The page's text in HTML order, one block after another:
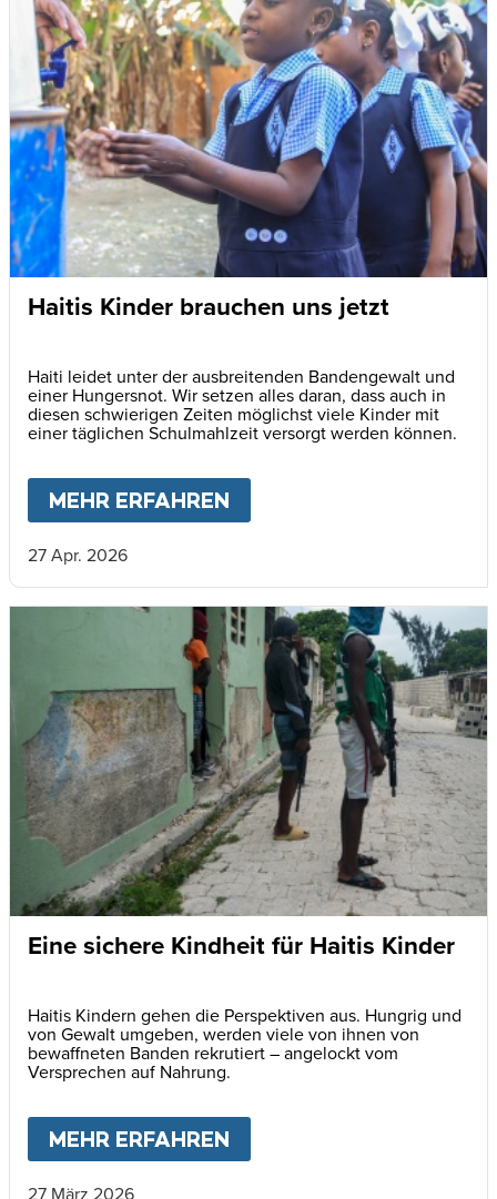
Haitis Kinder brauchen uns jetzt
Haiti leidet unter der ausbreitenden Bandengewalt und
einer Hungersnot. Wir setzen alles daran, dass auch in
diesen schwierigen Zeiten möglichst viele Kinder mit
einer täglichen Schulmahlzeit versorgt werden können.
MEHR ERFAHREN
27 Apr. 2026
Eine sichere Kindheit für Haitis Kinder
Haitis Kindern gehen die Perspektiven aus. Hungrig und
von Gewalt umgeben, werden viele von ihnen von
bewaffneten Banden rekrutiert – angelockt vom
Versprechen auf Nahrung.
MEHR ERFAHREN
27 März 2026